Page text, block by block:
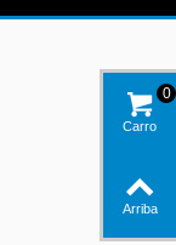
Carro
0
Arriba